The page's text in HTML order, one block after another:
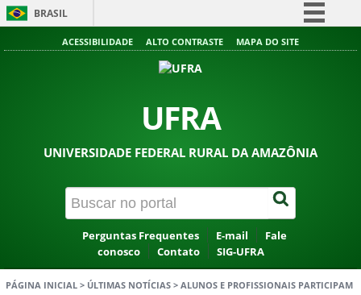
BRASIL
Simplifique!
Acesso à informação
ACESSIBILIDADE ALTO CONTRASTE MAPA DO SITE
UFRA
UNIVERSIDADE FEDERAL RURAL DA AMAZÔNIA
Perguntas Frequentes E-mail
Fale
conosco
Contato SIG-UFRA
PÁGINA INICIAL > ÚLTIMAS NOTÍCIAS > ALUNOS E PROFISSIONAIS PARTICIPAM